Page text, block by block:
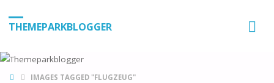
THEMEPARKBLOGGER
HOMEIMAGES TAGGED "FLUGZEUG"